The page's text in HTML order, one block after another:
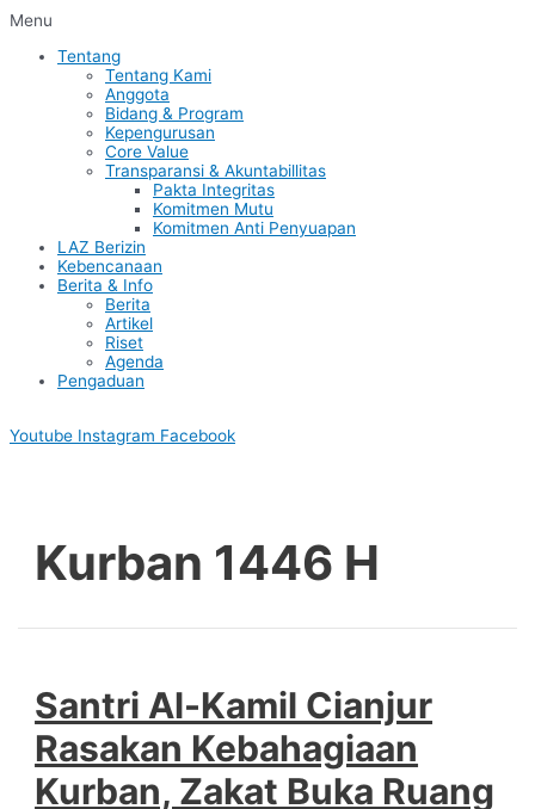
Menu
Tentang
Tentang Kami
Anggota
Bidang & Program
Kepengurusan
Core Value
Transparansi & Akuntabillitas
Pakta Integritas
Komitmen Mutu
Komitmen Anti Penyuapan
LAZ Berizin
Kebencanaan
Berita & Info
Berita
Artikel
Riset
Agenda
Pengaduan
Youtube Instagram Facebook
Kurban 1446 H
Santri Al-Kamil Cianjur
Rasakan Kebahagiaan
Kurban, Zakat Buka Ruang